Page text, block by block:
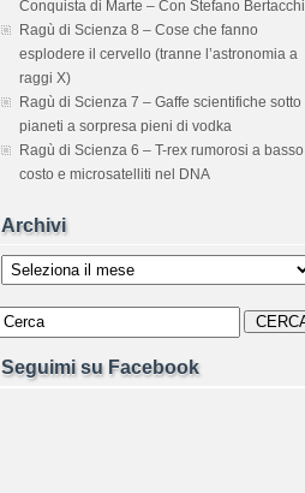
Conquista di Marte – Con Stefano Bertacchi
Ragù di Scienza 8 – Cose che fanno
esplodere il cervello (tranne l’astronomia a
raggi X)
Ragù di Scienza 7 – Gaffe scientifiche sotto
pianeti a sorpresa pieni di vodka
Ragù di Scienza 6 – T-rex rumorosi a basso
costo e microsatelliti nel DNA
Archivi
Archivi
Seguimi su Facebook